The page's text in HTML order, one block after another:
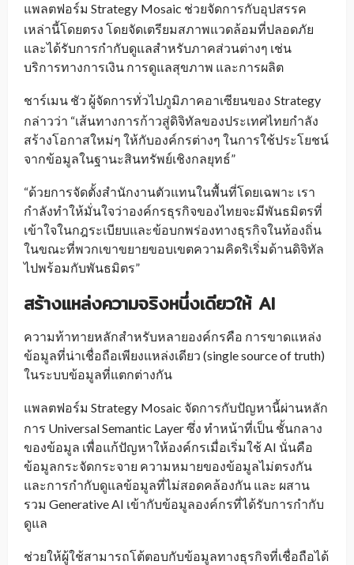
แพลตฟอร์ม Strategy Mosaic ช่วยจัดการกับอุปสรรค
เหล่านี้โดยตรง โดยจัดเตรียมสภาพแวดล้อมที่ปลอดภัย
และได้รับการกำกับดูแลสำหรับภาคส่วนต่างๆ เช่น
บริการทางการเงิน การดูแลสุขภาพ และการผลิต
ชาร์เมน ชัว ผู้จัดการทั่วไปภูมิภาคอาเซียนของ Strategy
กล่าวว่า “เส้นทางการก้าวสู่ดิจิทัลของประเทศไทยกำลัง
สร้างโอกาสใหม่ๆ ให้กับองค์กรต่างๆ ในการใช้ประโยชน์
จากข้อมูลในฐานะสินทรัพย์เชิงกลยุทธ์”
“ด้วยการจัดตั้งสำนักงานตัวแทนในพื้นที่โดยเฉพาะ เรา
กำลังทำให้มั่นใจว่าองค์กรธุรกิจของไทยจะมีพันธมิตรที่
เข้าใจในกฎระเบียบและข้อบกพร่องทางธุรกิจในท้องถิ่น
ในขณะที่พวกเขาขยายขอบเขตความคิดริเริ่มด้านดิจิทัล
ไปพร้อมกับพันธมิตร”
สร้างแหล่งความจริงหนึ่งเดียวให้ AI
ความท้าทายหลักสำหรับหลายองค์กรคือ การขาดแหล่ง
ข้อมูลที่น่าเชื่อถือเพียงแหล่งเดียว (single source of truth)
ในระบบข้อมูลที่แตกต่างกัน
แพลตฟอร์ม Strategy Mosaic จัดการกับปัญหานี้ผ่านหลัก
การ Universal Semantic Layer ซึ่ง ทำหน้าที่เป็น ชั้นกลาง
ของข้อมูล เพื่อแก้ปัญหาให้องค์กรเมื่อเริ่มใช้ AI นั่นคือ
ข้อมูลกระจัดกระจาย ความหมายของข้อมูลไม่ตรงกัน
และการกำกับดูแลข้อมูลที่ไม่สอดคล้องกัน และ ผสาน
รวม Generative AI เข้ากับข้อมูลองค์กรที่ได้รับการกำกับ
ดูแล
ช่วยให้ผู้ใช้สามารถโต้ตอบกับข้อมูลทางธุรกิจที่เชื่อถือได้